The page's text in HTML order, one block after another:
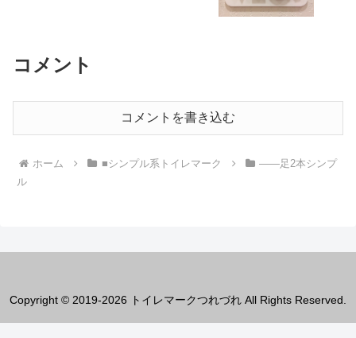
コメント
コメントを書き込む
ホーム ■シンプル系トイレマーク
――足2本シンプ
ル
Copyright © 2019-2026 トイレマークつれづれ All Rights Reserved.